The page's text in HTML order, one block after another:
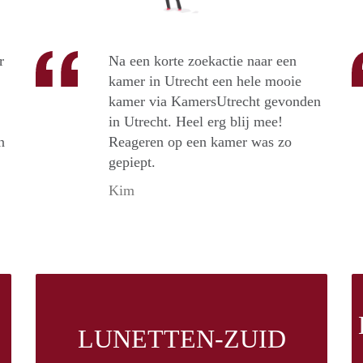
Na een korte zoekactie naar een
kamer in Utrecht een hele mooie
kamer via KamersUtrecht gevonden
in Utrecht. Heel erg blij mee!
Reageren op een kamer was zo
gepiept.
Kim
LUNETTEN-ZUID